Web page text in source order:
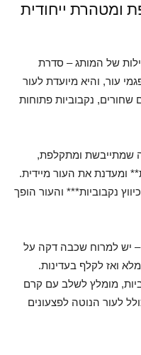
ומטהרת ייחודית
של המותג – סדרת
עור, והיא מיועדת לעור
נקבוביות פתוחות
שמתייבשת ומתקלפת,
ומעדנת את העור מיידית.
הנקבוביות מתהדקות ונסגרות – 100% כיווץ נקבוביות*** והעור הופך
יש למרוח שכבה דקה על
עד לייבוש מלא ואז לקלף בעדינות.
מומלץ לשלב עם קרם
כולל לעור הנוטה לפצעונים